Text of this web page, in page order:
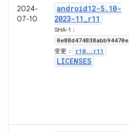
2024-
07-10
android12-5. 10-
2023-11_r11
SHA-1：
0e88d474838abb94470e
变更： r10 . . r11
LICENSES